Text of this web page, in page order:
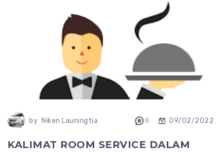
by Niken Launingtia 0 09/02/2022
KALIMAT ROOM SERVICE DALAM